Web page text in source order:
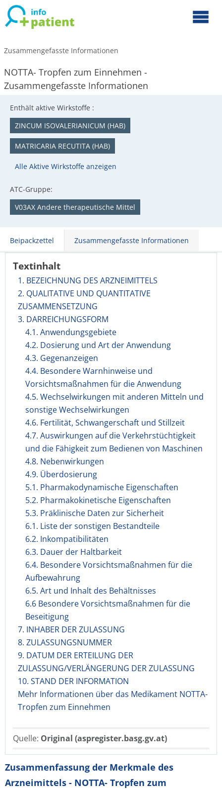
Zusammengefasste Informationen
NOTTA- Tropfen zum Einnehmen -
Zusammengefasste Informationen
Enthält aktive Wirkstoffe :
ZINCUM ISOVALERIANICUM (HAB)
MATRICARIA RECUTITA (HAB)
Alle Aktive Wirkstoffe anzeigen
ATC-Gruppe:
V03AX Andere therapeutische Mittel
Beipackzettel Zusammengefasste Informationen
Textinhalt
1. BEZEICHNUNG DES ARZNEIMITTELS
2. QUALITATIVE UND QUANTITATIVE
ZUSAMMENSETZUNG
3. DARREICHUNGSFORM
4.1. Anwendungsgebiete
4.2. Dosierung und Art der Anwendung
4.3. Gegenanzeigen
4.4. Besondere Warnhinweise und
Vorsichtsmaßnahmen für die Anwendung
4.5. Wechselwirkungen mit anderen Mitteln und
sonstige Wechselwirkungen
4.6. Fertilität, Schwangerschaft und Stillzeit
4.7. Auswirkungen auf die Verkehrstüchtigkeit
und die Fähigkeit zum Bedienen von Maschinen
4.8. Nebenwirkungen
4.9. Überdosierung
5.1. Pharmakodynamische Eigenschaften
5.2. Pharmakokinetische Eigenschaften
5.3. Präklinische Daten zur Sicherheit
6.1. Liste der sonstigen Bestandteile
6.2. Inkompatibilitäten
6.3. Dauer der Haltbarkeit
6.4. Besondere Vorsichtsmaßnahmen für die
Aufbewahrung
6.5. Art und Inhalt des Behältnisses
6.6 Besondere Vorsichtsmaßnahmen für die
Beseitigung
7. INHABER DER ZULASSUNG
8. ZULASSUNGSNUMMER
9. DATUM DER ERTEILUNG DER
ZULASSUNG/VERLÄNGERUNG DER ZULASSUNG
10. STAND DER INFORMATION
Mehr Informationen über das Medikament NOTTA-
Tropfen zum Einnehmen
Quelle: Original (aspregister.basg.gv.at)
Zusammenfassung der Merkmale des
Arzneimittels - NOTTA- Tropfen zum